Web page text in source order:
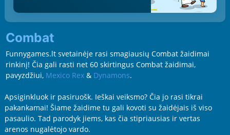
Combat
Funnygames.lt svetainėje rasi smagiausių Combat žaidimai
rinkinį! Čia gali rasti net 60 skirtingus Combat žaidimai,
pavyzdžiui, Mexico Rex& Dynamons.
Apsiginkluok ir pasiruošk. Ieškai veiksmo? Čia jo rasi tikrai
pakankamai! Šiame žaidime tu gali kovoti su žaidėjais iš viso
pasaulio. Tad parodyk jiems, kas čia stipriausias ir vertas
arenos nugalėtojo vardo.